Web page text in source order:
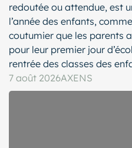
redoutée ou attendue, est
l’année des enfants,
coutumier que les parents
pour leur premier jour
rentrée des classes des
7 août 2026AXENS